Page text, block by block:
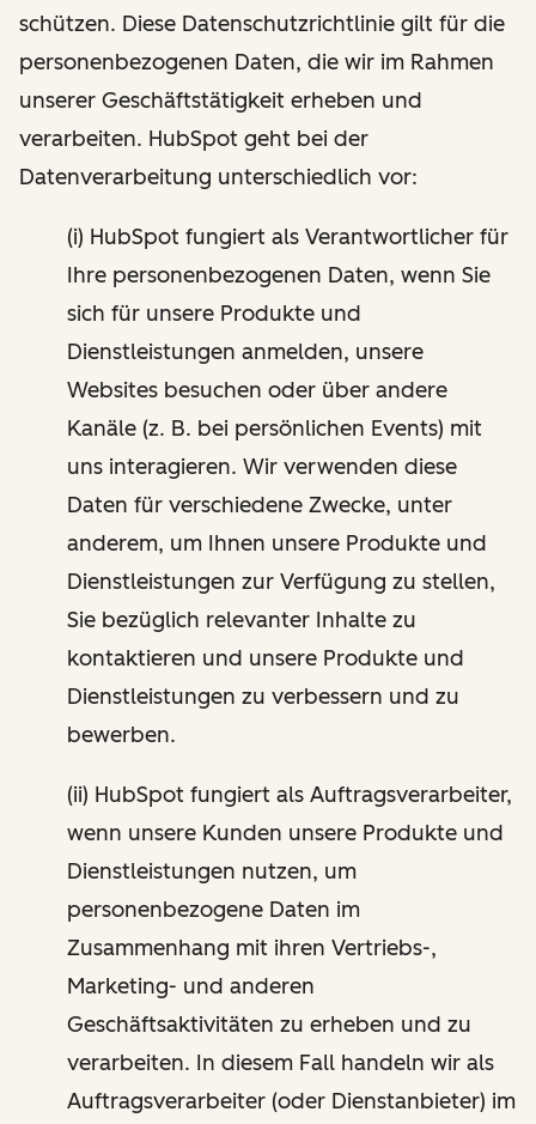
schützen. Diese Datenschutzrichtlinie gilt für die
personenbezogenen Daten, die wir im Rahmen
unserer Geschäftstätigkeit erheben und
verarbeiten. HubSpot geht bei der
Datenverarbeitung unterschiedlich vor:
(i) HubSpot fungiert als Verantwortlicher für
Ihre personenbezogenen Daten, wenn Sie
sich für unsere Produkte und
Dienstleistungen anmelden, unsere
Websites besuchen oder über andere
Kanäle (z. B. bei persönlichen Events) mit
uns interagieren. Wir verwenden diese
Daten für verschiedene Zwecke, unter
anderem, um Ihnen unsere Produkte und
Dienstleistungen zur Verfügung zu stellen,
Sie bezüglich relevanter Inhalte zu
kontaktieren und unsere Produkte und
Dienstleistungen zu verbessern und zu
bewerben.
(ii) HubSpot fungiert als Auftragsverarbeiter,
wenn unsere Kunden unsere Produkte und
Dienstleistungen nutzen, um
personenbezogene Daten im
Zusammenhang mit ihren Vertriebs-,
Marketing- und anderen
Geschäftsaktivitäten zu erheben und zu
verarbeiten. In diesem Fall handeln wir als
Auftragsverarbeiter (oder Dienstanbieter) im